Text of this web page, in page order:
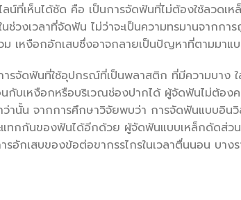
ที่เห็นได้ชัด คือ เป็นการจัดฟันที่ไม่ต้องใช้ลวดเห
ช่วงเวลาที่จัดฟัน ไม่ว่าจะเป็นความทรมานจากก
เหงือกอักเสบซึ่งอาจกลายเป็นปัญหาที่ตามมาแ
รจัดฟันที่ใช้อุปกรณ์ที่เป็นพลาสติก ที่มีความบาง
นกับเหงือกหรือบริเวณช่องปากได้ ผู้จัดฟันไม่ต้อ
ว่านั้น จากการศึกษาวิจัยพบว่า การจัดฟันแบบอิ
ทกกันของฟันได้อีกด้วย ผู้จัดฟันแบบเหล็กดัดส่ว
รอักเสบของข้อต่อขากรรไกรในเวลาตื่นนอน บา